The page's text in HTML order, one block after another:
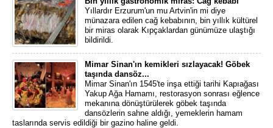
Yıllardır Erzurum'un mu Artvin'in mi diye
münazara edilen cağ kebabının, bin yıllık kültürel
bir miras olarak Kıpçaklardan günümüze ulaştığı
bildirildi.
Mimar Sinan'ın kemikleri sızlayacak! Göbek
taşında dansöz...
Mimar Sinan'ın 1545'te inşa ettiği tarihi Kapıağası
Yakup Ağa Hamamı, restorasyon sonrası eğlence
mekanına dönüştürülerek göbek taşında
dansözlerin sahne aldığı, yemeklerin hamam
taslarında servis edildiği bir gazino haline geldi.